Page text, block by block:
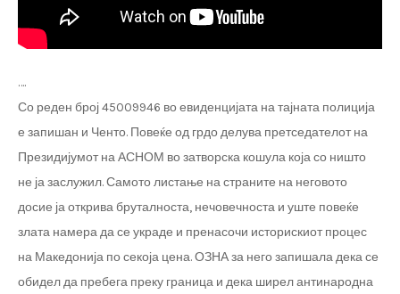
….
Со реден број 45009946 во евиденцијата на тајната полиција
е запишан и Ченто. Повеќе од грдо делува претседателот на
Президијумот на АСНОМ во затворска кошула која со ништо
не ја заслужил. Самото листање на страните на неговото
досие ја открива бруталноста, нечовечноста и уште повеќе
злата намера да се украде и пренасочи историскиот процес
на Македонија по секоја цена. ОЗНА за него запишала дека се
обидел да пребега преку граница и дека ширел антинародна